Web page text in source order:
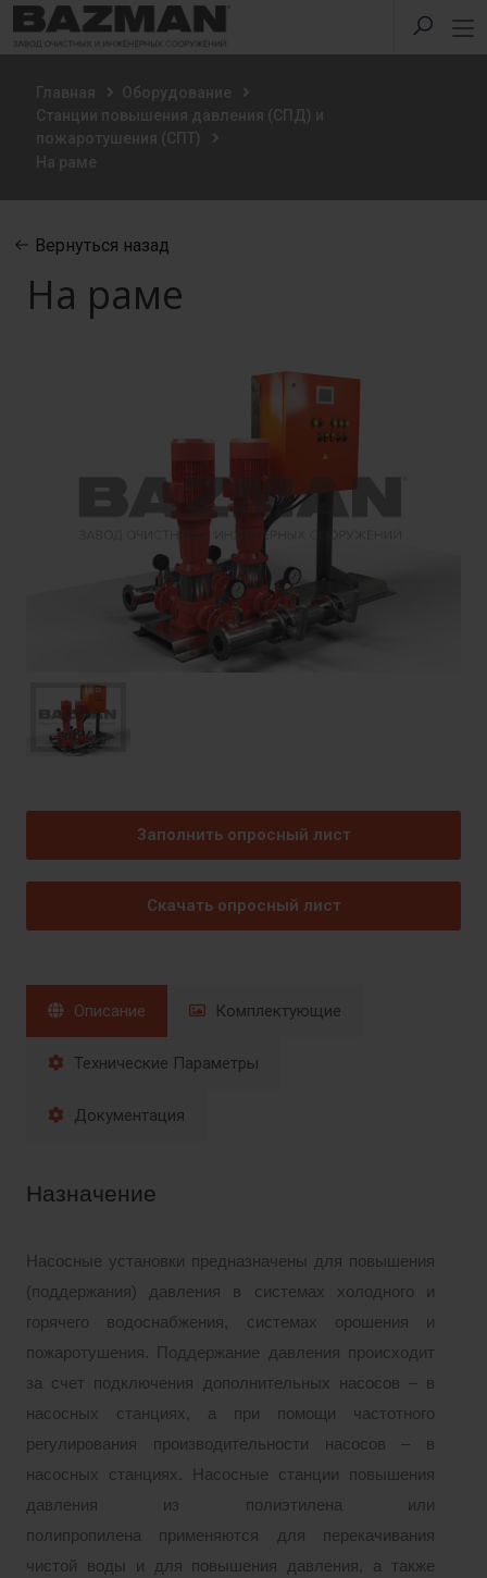
Главная
Оборудование
Станции повышения давления (СПД) и
пожаротушения (СПТ)
На раме
Вернуться назад
На раме
Заполнить опросный лист
Скачать опросный лист
Описание Комплектующие
Технические Параметры
Документация
Назначение
Насосные установки предназначены для повышения
(поддержания) давления в системах холодного и
горячего водоснабжения, системах орошения и
пожаротушения. Поддержание давления происходит
за счет подключения дополнительных насосов – в
насосных станциях, а при помощи частотного
регулирования производительности насосов – в
насосных станциях. Насосные станции повышения
давления из полиэтилена или
полипропилена применяются для перекачивания
чистой воды и для повышения давления, а также